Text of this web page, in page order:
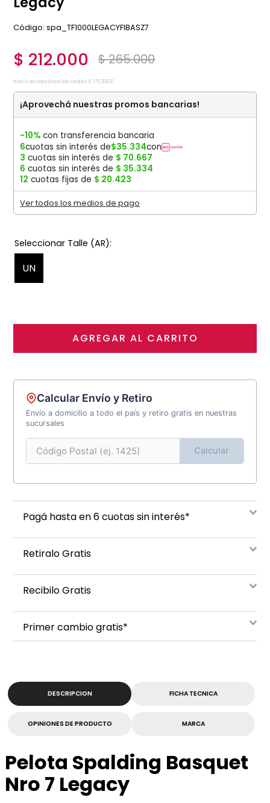
:spa_TF1000LEGACYFIBASZ7
$ 212.000 $265.000
Precio sin impuestos nacionales: $ 175.206,61
¡Aprovechá nuestras promos bancarias!
-10% con transferencia bancaria
6cuotas sin interés de$35.334con
3 cuotas sin interés de $ 70.667
6 cuotas sin interés de $ 35.334
12 cuotas fijas de $ 20.423
Ver todos los medios de pago
UN
AGREGAR AL CARRITO
Calcular Envío y Retiro
Envío a domicilio a todo el país y retiro gratis en nuestras
sucursales
Calcular
Pagá hasta en 6 cuotas sin interés*
Retiralo Gratis
Recibilo Gratis
Primer cambio gratis*
DESCRIPCION FICHA TECNICA
OPINIONES DE PRODUCTO MARCA
Pelota Spalding Basquet
Nro 7 Legacy